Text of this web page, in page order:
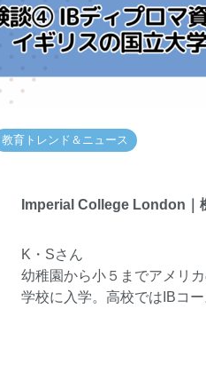
教育トレンド＆ニュース
Imperial College London｜
K・Sさん
幼稚園から小５までアメリ
学校に入学。高校ではIBコー